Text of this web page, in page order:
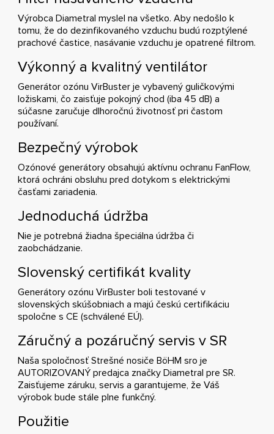
Výrobca Diametral myslel na všetko. Aby nedošlo k
tomu, že do dezinfikovaného vzduchu budú rozptýlené
prachové častice, nasávanie vzduchu je opatrené filtrom.
Výkonný a kvalitný ventilátor
Generátor ozónu VirBuster je vybavený guličkovými
ložiskami, čo zaisťuje pokojný chod (iba 45 dB) a
súčasne zaručuje dlhoročnú životnosť pri častom
používaní.
Bezpečný výrobok
Ozónové generátory obsahujú aktívnu ochranu FanFlow,
ktorá ochráni obsluhu pred dotykom s elektrickými
časťami zariadenia.
Jednoduchá údržba
Nie je potrebná žiadna špeciálna údržba či
zaobchádzanie.
Slovenský certifikát kvality
Generátory ozónu VirBuster boli testované v
slovenských skúšobniach a majú českú certifikáciu
spoločne s CE (schválené EÚ).
Záručný a pozáručný servis v SR
Naša spoločnosť Strešné nosiče BöHM sro je
AUTORIZOVANÝ predajca značky Diametral pre SR.
Zaisťujeme záruku, servis a garantujeme, že Váš
výrobok bude stále plne funkčný.
Použitie